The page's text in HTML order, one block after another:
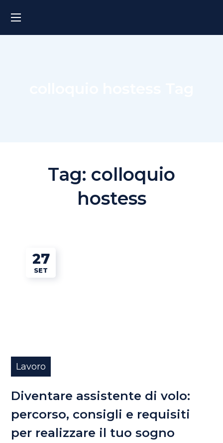
Tag: colloquio
hostess
27
SET
Lavoro
Diventare assistente di volo:
percorso, consigli e requisiti
per realizzare il tuo sogno